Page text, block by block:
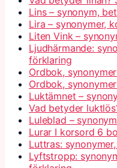
Lins – synonym,
Lira – synonymer,
Liten Vink –
Ljudhärmande:
förklaring
Ordbok,
Ordbok,
Luktämnet –
Vad betyder
Luleblad –
Lurar I korsord 6
Luttras:
Lyftstropp: